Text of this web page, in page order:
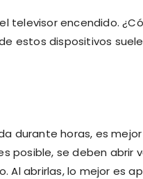
televisor encendido.
estos dispositivos
durante horas, es
posible, se deben
abrirlas, lo mejor es